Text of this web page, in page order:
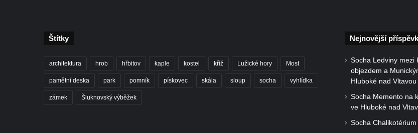
Štítky
architektura hrob hřbitov kaple kostel kříž Lužické hory Most
pamětní deska park pomník pískovec skála sloup socha vyhlídka
zámek Šluknovský výběžek
Nejnovější
Socha Ledviny mezi
objezdem a
Hluboké nad Vltavou
Socha Memento na
ve Hluboké nad
Socha